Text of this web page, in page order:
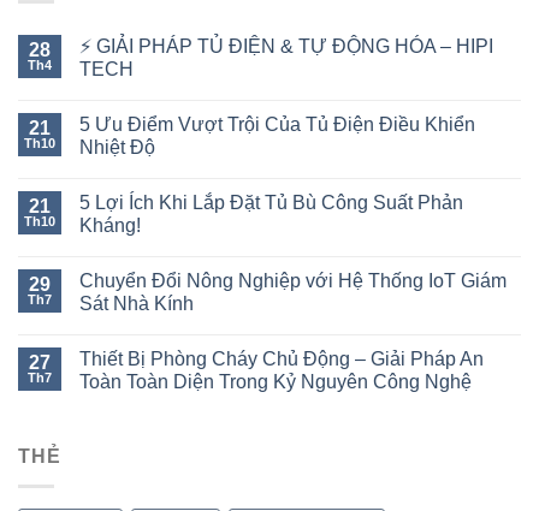
28
Th4
⚡ GIẢI PHÁP TỦ ĐIỆN & TỰ ĐỘNG HÓA – HIPI
TECH
21
Th10
5 Ưu Điểm Vượt Trội Của Tủ Điện Điều Khiển
Nhiệt Độ
21
Th10
5 Lợi Ích Khi Lắp Đặt Tủ Bù Công Suất Phản
Kháng!
29
Th7
Chuyển Đổi Nông Nghiệp với Hệ Thống IoT Giám
Sát Nhà Kính
27
Th7
Thiết Bị Phòng Cháy Chủ Động – Giải Pháp An
Toàn Toàn Diện Trong Kỷ Nguyên Công Nghệ
THẺ